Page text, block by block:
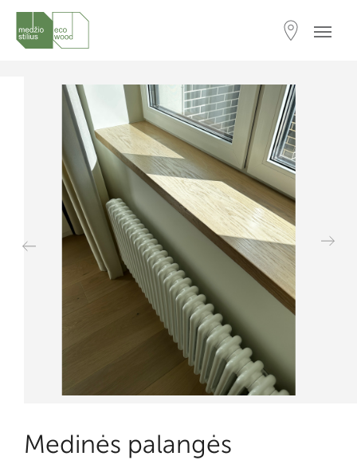
Medinės palangės